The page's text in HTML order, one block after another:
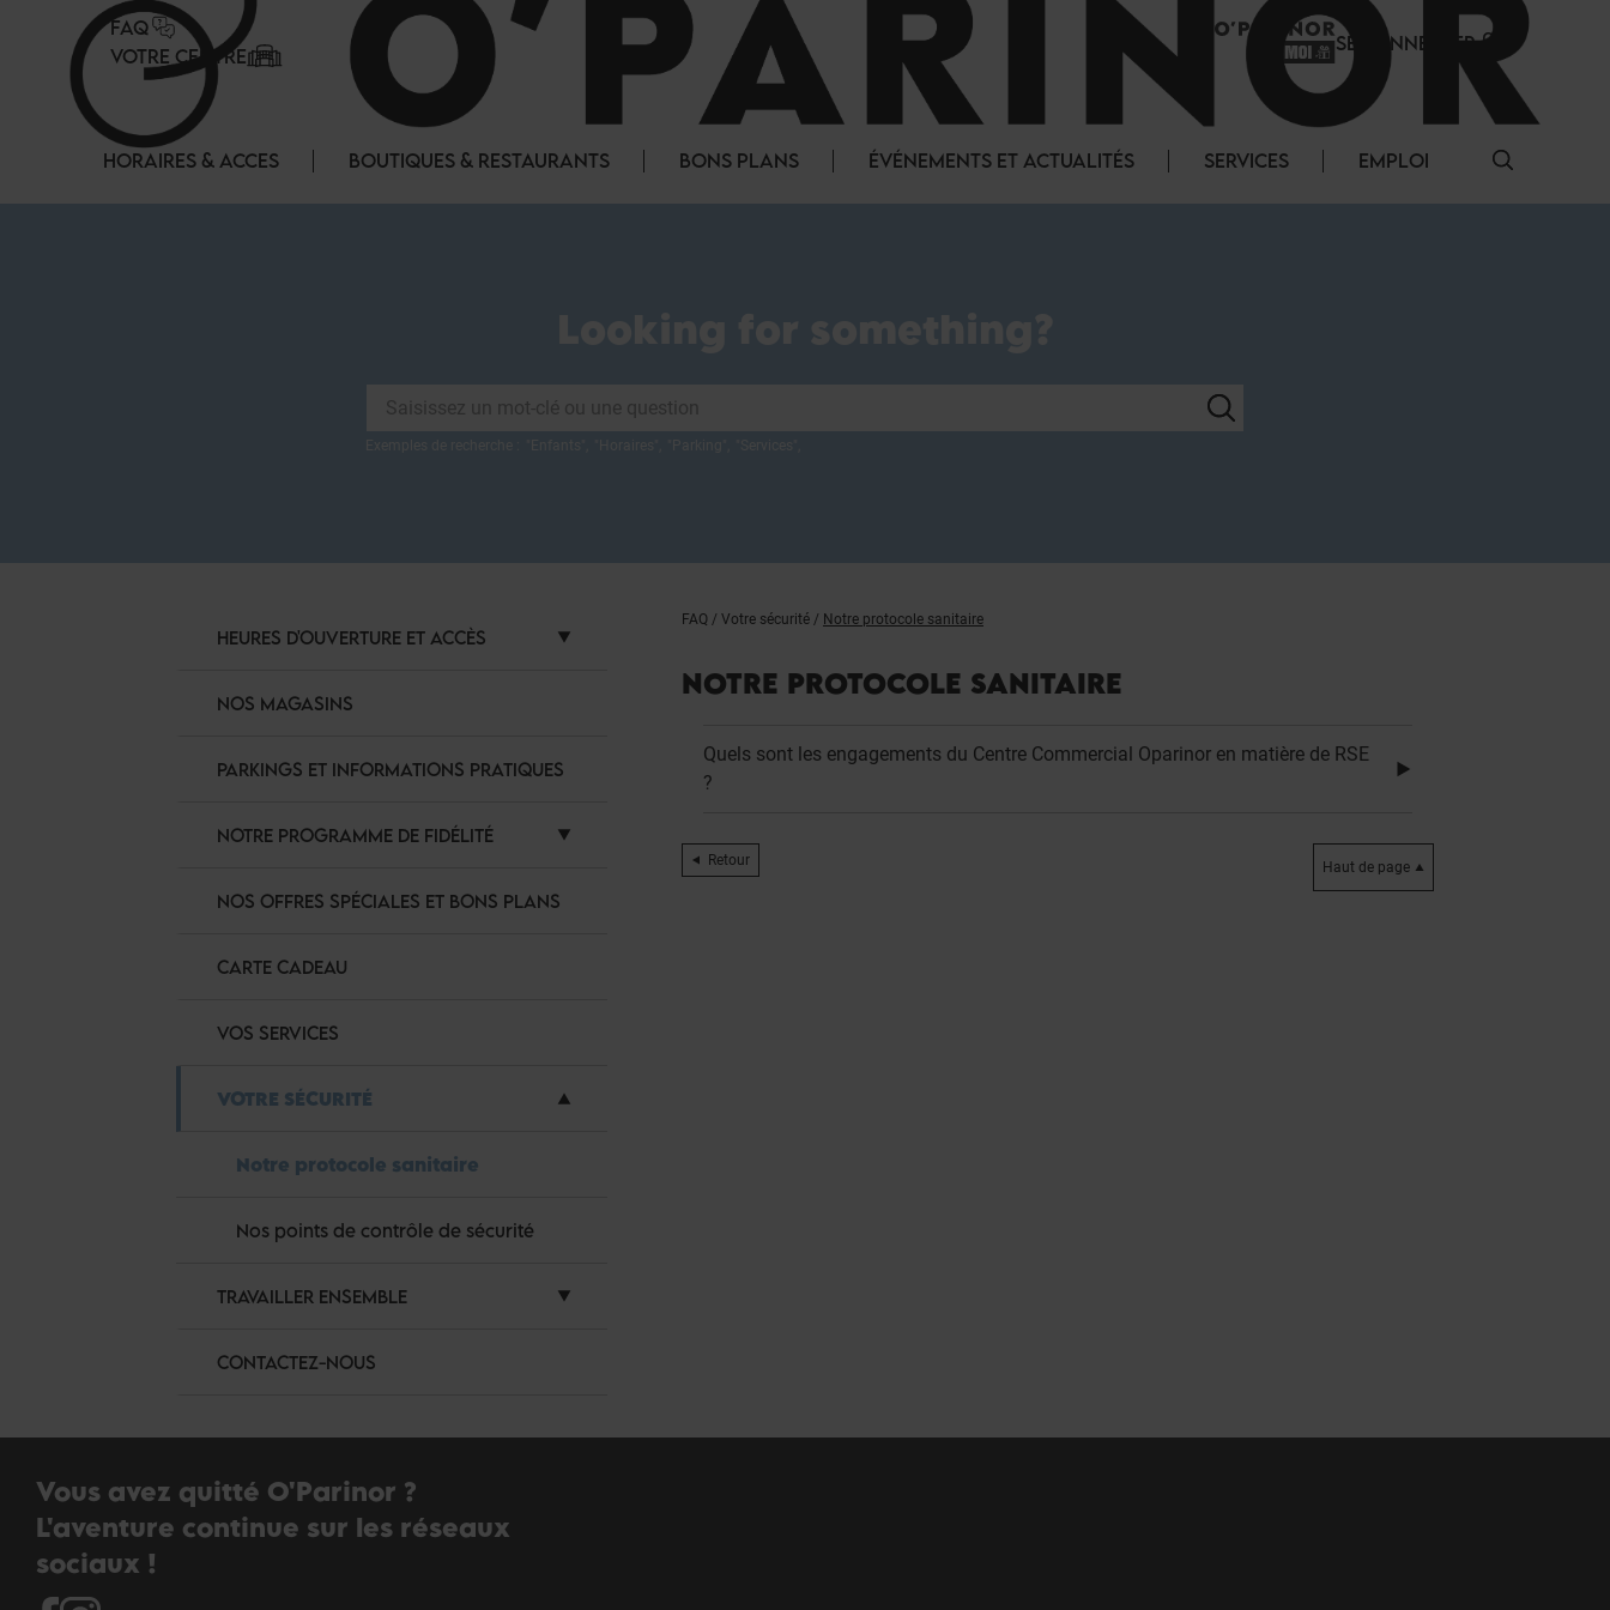
FAQ
VOTRE CENTRE
SE CONNECTER
HORAIRES & ACCES BOUTIQUES & RESTAURANTS BONS PLANS ÉVÉNEMENTS ET ACTUALITÉS SERVICES EMPLOI
HEURES D'OUVERTURE ET ACCÈS
NOS MAGASINS
PARKINGS ET INFORMATIONS PRATIQUES
NOTRE PROGRAMME DE FIDÉLITÉ
NOS OFFRES SPÉCIALES ET BONS PLANS
CARTE CADEAU
VOS SERVICES
VOTRE SÉCURITÉ
Notre protocole sanitaire
Nos points de contrôle de sécurité
TRAVAILLER ENSEMBLE
CONTACTEZ-NOUS
FAQ / Votre sécurité / Notre protocole sanitaire
NOTRE PROTOCOLE SANITAIRE
Quels sont les engagements du Centre Commercial Oparinor en matière de RSE
?
Retour Haut de page
Vous avez quitté O'Parinor ?
L'aventure continue sur les réseaux
sociaux !
Panneau de gestion des cookies